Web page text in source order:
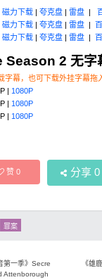
磁力下载 | 夸克盘 | 雷盘 |
磁力下载 | 夸克盘 | 雷盘 |
磁力下载 | 夸克盘 | 雷盘 |
2 无字
字幕，也可下载外挂字幕拖
| 1080P
| 1080P
| 1080P
赞0 分享 0
罪案
第一季》Secre
Attenborough
《雄